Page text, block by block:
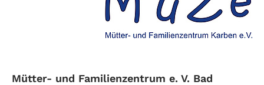
Mütter- und Familienzentrum e. V. Bad